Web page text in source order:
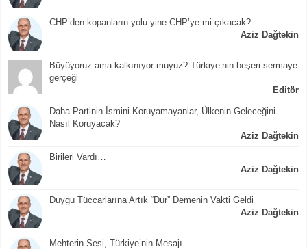
CHP’den kopanların yolu yine CHP’ye mi çıkacak?
Aziz Dağtekin
Büyüyoruz ama kalkınıyor muyuz? Türkiye’nin beşeri sermaye
gerçeği
Editör
Daha Partinin İsmini Koruyamayanlar, Ülkenin Geleceğini
Nasıl Koruyacak?
Aziz Dağtekin
Birileri Vardı…
Aziz Dağtekin
Duygu Tüccarlarına Artık “Dur” Demenin Vakti Geldi
Aziz Dağtekin
Mehterin Sesi, Türkiye’nin Mesajı